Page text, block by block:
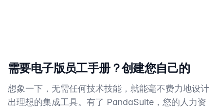
需要电子版员工手册？创建您自己的
想象一下，无需任何技术技能，就能毫不费力地设计
出理想的集成工具。有了 PandaSuite，您的人力资